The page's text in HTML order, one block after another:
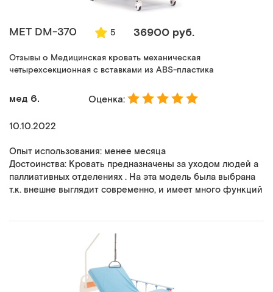
MET DM-370 5 36900 руб.
Отзывы о Медицинская кровать механическая
четырехсекционная с вставками из ABS-пластика
мед 6. Оценка:
10.10.2022
Опыт использования: менее месяца
Достоинства: Кровать предназначены за уходом людей а
паллиативных отделениях . На эта модель была выбрана
т.к. внешне выглядит современно, и имеет много функций